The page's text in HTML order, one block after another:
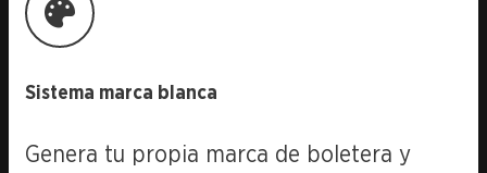
Sistema marca blanca
Genera tu propia marca de boletera y